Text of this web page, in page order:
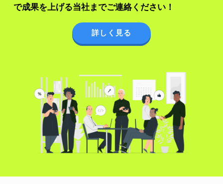
で成果を上げる当社までご連絡ください！
詳しく見る